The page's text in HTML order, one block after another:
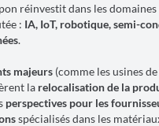
réinvestit dans les
: IA, IoT, robotique, semi-
.
majeurs(comme les usines de
la relocalisation de la
perspectives pour les
spécialisés dans les